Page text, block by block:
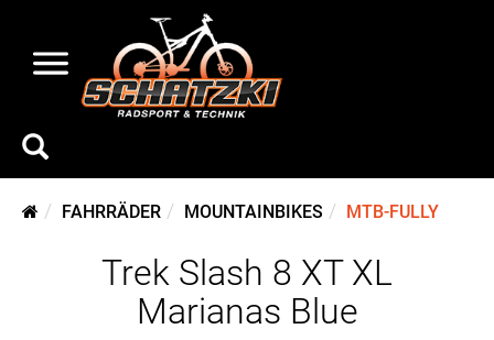
FAHRRÄDER MOUNTAINBIKES MTB-FULLY
Trek Slash 8 XT XL
Marianas Blue